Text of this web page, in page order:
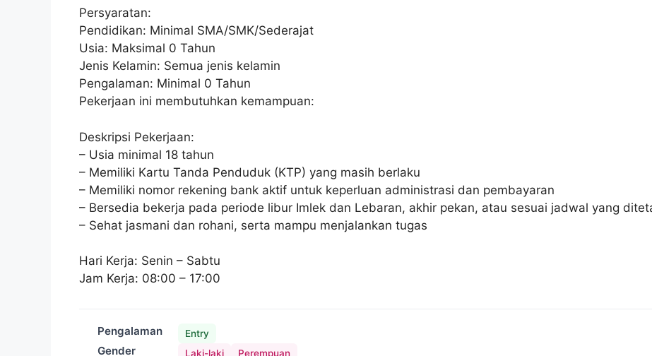
Persyaratan:
Pendidikan: Minimal SMA/SMK/Sederajat
Usia: Maksimal 0 Tahun
Jenis Kelamin: Semua jenis kelamin
Pengalaman: Minimal 0 Tahun
Pekerjaan ini membutuhkan kemampuan:
Deskripsi Pekerjaan:
– Usia minimal 18 tahun
– Memiliki Kartu Tanda Penduduk (KTP) yang masih berlaku
– Memiliki nomor rekening bank aktif untuk keperluan administrasi dan pembayaran
– Bersedia bekerja pada periode libur Imlek dan Lebaran, akhir pekan, atau sesuai jadwal yang
– Sehat jasmani dan rohani, serta mampu menjalankan tugas
Hari Kerja: Senin – Sabtu
Jam Kerja: 08:00 – 17:00
Pengalaman Entry
Gender Laki-laki Perempuan